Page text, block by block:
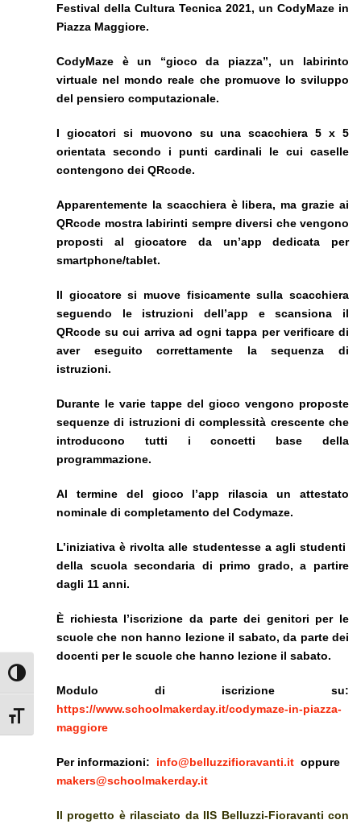
Attiva/disattiva alto contrasto
Attiva/disattiva dimensione testo
Festival della Cultura Tecnica 2021, un CodyMaze in
Piazza Maggiore.
CodyMaze è un “gioco da piazza”, un labirinto
virtuale nel mondo reale che promuove lo sviluppo
del pensiero computazionale.
I giocatori si muovono su una scacchiera 5 x 5
orientata secondo i punti cardinali le cui caselle
contengono dei QRcode.
Apparentemente la scacchiera è libera, ma grazie ai
QRcode mostra labirinti sempre diversi che vengono
proposti al giocatore da un’app dedicata per
smartphone/tablet.
Il giocatore si muove fisicamente sulla scacchiera
seguendo le istruzioni dell’app e scansiona il
QRcode su cui arriva ad ogni tappa per verificare di
aver eseguito correttamente la sequenza di
istruzioni.
Durante le varie tappe del gioco vengono proposte
sequenze di istruzioni di complessità crescente che
introducono tutti i concetti base della
programmazione.
Al termine del gioco l’app rilascia un attestato
nominale di completamento del Codymaze.
L’iniziativa è rivolta alle studentesse a agli studenti
della scuola secondaria di primo grado, a partire
dagli 11 anni.
È richiesta l’iscrizione da parte dei genitori per le
scuole che non hanno lezione il sabato, da parte dei
docenti per le scuole che hanno lezione il sabato.
Modulo di iscrizione su:
https://www.schoolmakerday.it/codymaze-in-piazza-
maggiore
Per informazioni: info@belluzzifioravanti.it oppure
makers@schoolmakerday.it
Il progetto è rilasciato da IIS Belluzzi-Fioravanti con